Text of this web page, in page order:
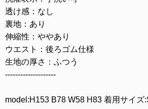
透け感：なし
裏地：あり
伸縮性：ややあり
ウエスト：後ろゴム仕様
生地の厚さ：ふつう
--------------------
model:H153 B78 W58 H83 着用サイズ